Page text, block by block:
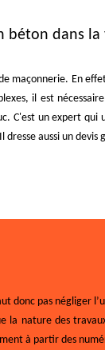
dans la
maçonnerie. En
il est
C'est un expert qui
aussi un devis
pas négliger
la nature des
à partir des